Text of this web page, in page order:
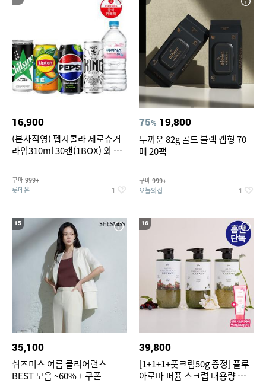
16,900
(본사직영) 펩시콜라 제로슈거
라임310ml 30캔(1BOX) 외 롯
구매 999+
롯데온 1
75% 19,800
두꺼운 82g 골드 블랙 캡형 70
매 20팩
구매 999+
오늘의집 1
15
35,100
쉬즈미스 여름 클리어런스
BEST 모음 ~60% + 쿠폰
16
39,800
[1+1+1+풋크림50g 증정] 플루
아로마 퍼퓸 스크럽 대용량 바디